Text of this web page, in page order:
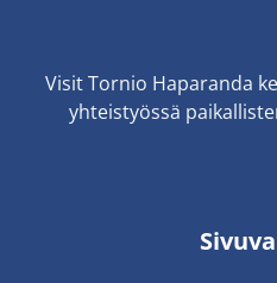
Visit Tornio Haparanda
yhteistyössä